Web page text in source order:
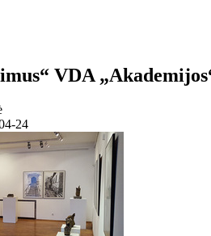
VDA
24